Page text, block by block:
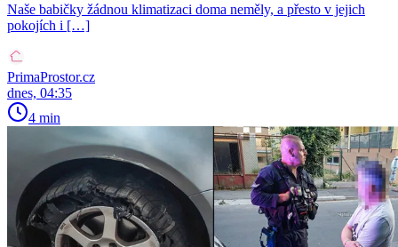
Naše babičky žádnou klimatizaci doma neměly, a přesto v jejich
pokojích i […]
PrimaProstor.cz
dnes, 04:35
4 min